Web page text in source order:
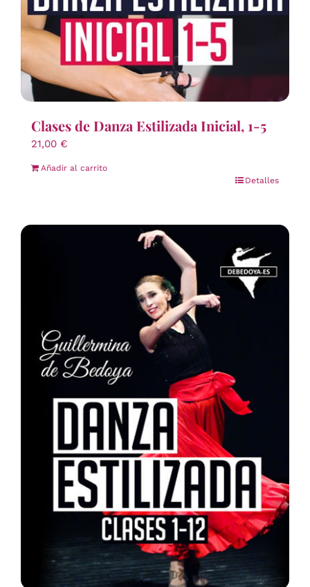
Clases de Danza Estilizada Inicial, 1-5
21,00 €
Añadir al carrito
Detalles